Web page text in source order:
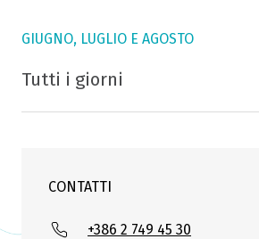
GIUGNO, LUGLIO E AGOSTO
Tutti i giorni
CONTATTI
+386 2 749 45 30